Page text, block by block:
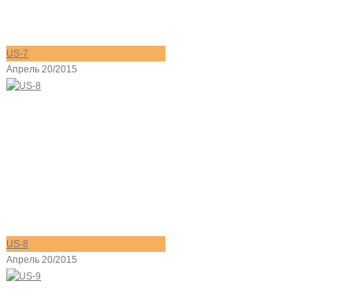
US-7
Апрель 20/2015
US-8
Апрель 20/2015